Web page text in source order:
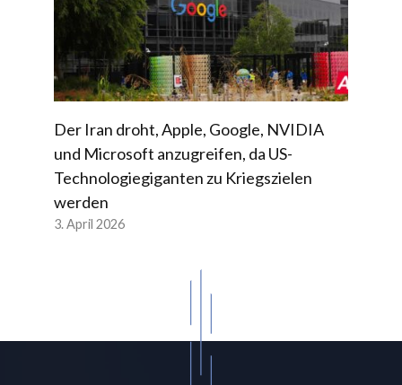
Der Iran droht, Apple, Google, NVIDIA
und Microsoft anzugreifen, da US-
Technologiegiganten zu Kriegszielen
werden
3. April 2026